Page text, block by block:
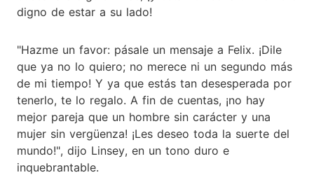
digno de estar a su lado!
"Hazme un favor: pásale un mensaje a Felix. ¡Dile
que ya no lo quiero; no merece ni un segundo más
de mi tiempo! Y ya que estás tan desesperada por
tenerlo, te lo regalo. A fin de cuentas, ¡no hay
mejor pareja que un hombre sin carácter y una
mujer sin vergüenza! ¡Les deseo toda la suerte del
mundo!", dijo Linsey, en un tono duro e
inquebrantable.